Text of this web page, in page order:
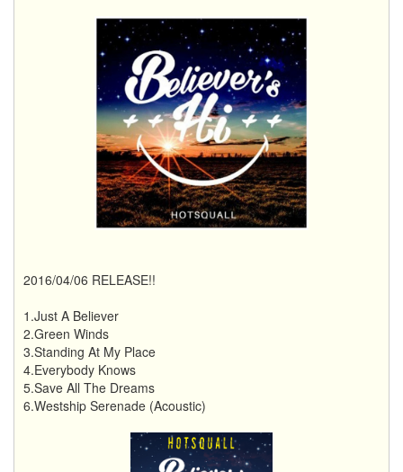
2016/04/06 RELEASE!!
1.Just A Believer
2.Green Winds
3.Standing At My Place
4.Everybody Knows
5.Save All The Dreams
6.Westship Serenade (Acoustic)